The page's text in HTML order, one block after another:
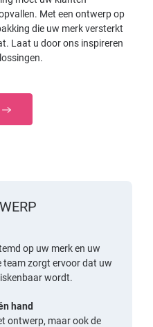
Met een ontwerp op
die uw merk versterkt
Laat u door ons inspireren
op uw merk en uw
team zorgt ervoor dat uw
wordt.
hand
ontwerp, maar ook de